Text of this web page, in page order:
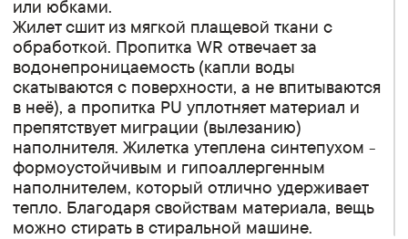
или юбками.
Жилет сшит из мягкой плащевой ткани с
обработкой. Пропитка WR отвечает за
водонепроницаемость (капли воды
скатываются с поверхности, а не впитываются
в неё), а пропитка PU уплотняет материал и
препятствует миграции (вылезанию)
наполнителя. Жилетка утеплена синтепухом -
формоустойчивым и гипоаллергенным
наполнителем, который отлично удерживает
тепло. Благодаря свойствам материала, вещь
можно стирать в стиральной машине.